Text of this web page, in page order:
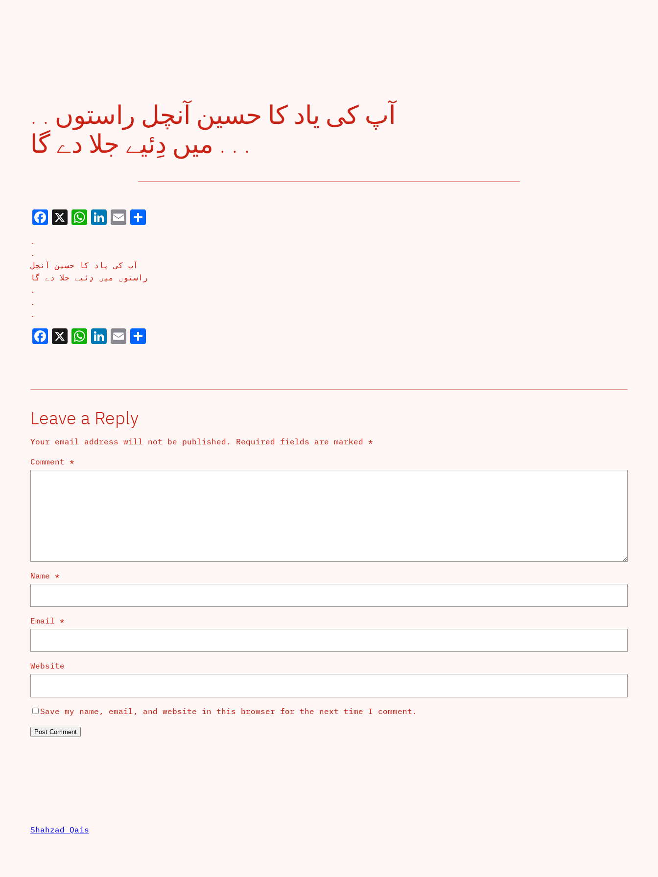
. . آپ کی یاد کا حسین آنچل راستوں
میں دِئیے جلا دے گا . . .
Facebook
X WhatsApp
LinkedIn
EmailShare
.
.
آپ کی یاد کا حسین آنچل
راستوں میں دِئیے جلا دے گا
.
.
.
Facebook
X WhatsApp
LinkedIn
EmailShare
Leave a Reply
Your email address will not be published. Required fields are marked *
Comment *
Name *
Email *
Website
Save my name, email, and website in this browser for the next time I comment.
Shahzad Qais